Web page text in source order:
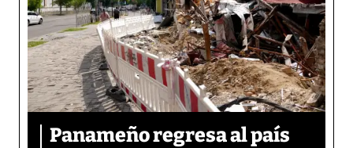
Panameño regresa al país